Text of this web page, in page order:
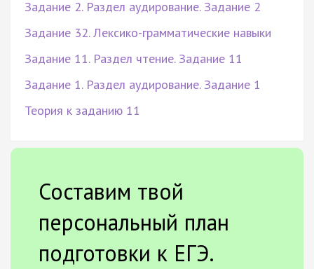
Задание 2. Раздел аудирование. Задание 2
Задание 32. Лексико-грамматические навыки
Задание 11. Раздел чтение. Задание 11
Задание 1. Раздел аудирование. Задание 1
Теория к заданию 11
Составим твой
персональный план
подготовки к ЕГЭ.